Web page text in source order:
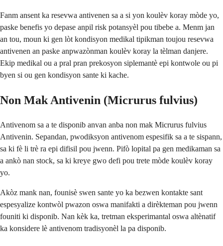
Fanm ansent ka resevwa antivenen sa a si yon koulèv koray mòde yo,
paske benefis yo depase anpil risk potansyèl pou tibebe a. Menm jan
an tou, moun ki gen lòt kondisyon medikal tipikman toujou resevwa
antivenen an paske anpwazònman koulèv koray la tèlman danjere.
Ekip medikal ou a pral pran prekosyon siplemantè epi kontwole ou pi
byen si ou gen kondisyon sante ki kache.
Non Mak Antivenin (Micrurus fulvius)
Antivenom sa a te disponib anvan anba non mak Micrurus fulvius
Antivenin. Sepandan, pwodiksyon antivenom espesifik sa a te sispann,
sa ki fè li trè ra epi difisil pou jwenn. Pifò lopital pa gen medikaman sa
a ankò nan stock, sa ki kreye gwo defi pou trete mòde koulèv koray
yo.
Akòz mank nan, founisè swen sante yo ka bezwen kontakte sant
espesyalize kontwòl pwazon oswa manifakti a dirèkteman pou jwenn
founiti ki disponib. Nan kèk ka, tretman eksperimantal oswa altènatif
ka konsidere lè antivenom tradisyonèl la pa disponib.